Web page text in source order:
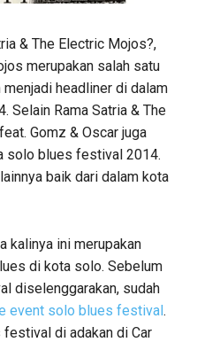
& The Electric Mojos?,
merupakan salah satu
headliner di dalam
Selain Rama Satria & The
Gomz & Oscar juga
solo blues festival 2014.
baik dari dalam kota
kalinya ini merupakan
di kota solo. Sebelum
diselenggarakan, sudah
event solo blues festival.
di adakan di Car